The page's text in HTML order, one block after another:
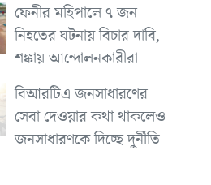
ফেনীর মহিপালে ৭ জন
নিহতের ঘটনায় বিচার দাবি,
শঙ্কায় আন্দোলনকারীরা
বিআরটিএ জনসাধারণের
সেবা দেওয়ার কথা থাকলেও
জনসাধারণকে দিচ্ছে দুর্নীতি